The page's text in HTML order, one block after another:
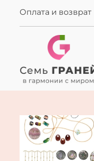
Оплата и возврат